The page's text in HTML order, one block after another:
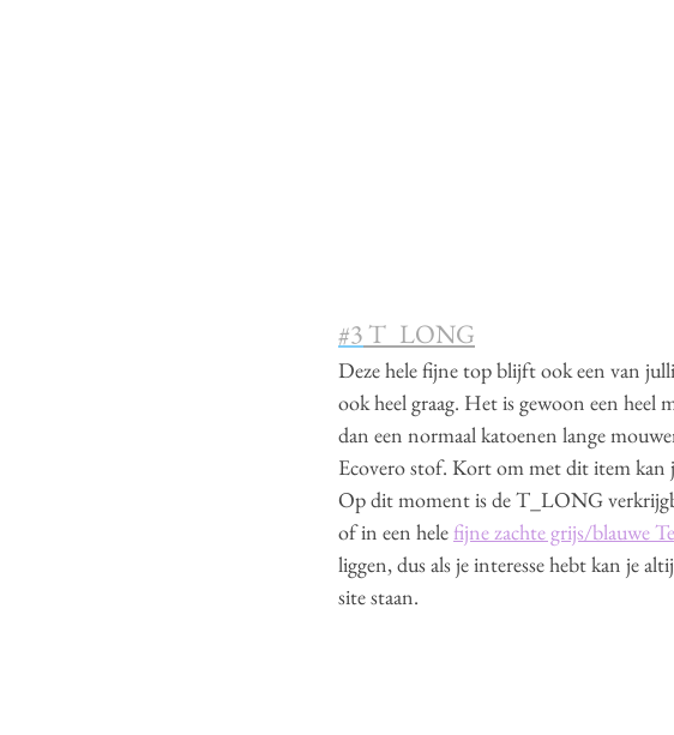
#3 T_LONG
Deze hele fijne top blijft ook een van
ook heel graag. Het is gewoon een
dan een normaal katoenen lange
Ecovero stof. Kort om met dit item kan
Op dit moment is de T_LONG
of in een hele fijne zachte grijs/blauwe
liggen, dus als je interesse hebt kan je
site staan.